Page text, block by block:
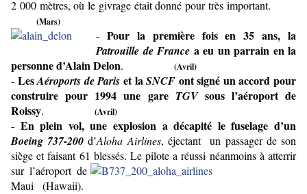
2 000 mètres, où le givrage était donné pour très important.
(Mars)
- Pour la première fois en 35 ans, la
Patrouille de France a eu un parrain en la
personne d’Alain Delon. (Avril)
- LesAéroports de Paris et laSNCF ont signé un accord pour
construire pour 1994 une gare TGVsous l’aéroport de
Roissy. (Avril)
- En plein vol, une explosion a décapité le fuselage d’un
Boeing 737-200 d’Aloha Airlines, éjectant
un passager de son
siège et faisant 61 blessés. Le pilote aréussi néanmoins à atterrir
sur l’aéroport de
Maui (Hawaii).